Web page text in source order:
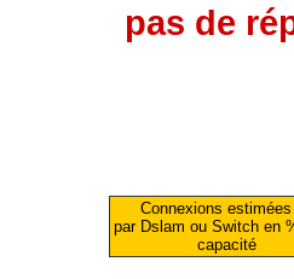
pas de
Connexions
par Dslam ou Switch en
capacité